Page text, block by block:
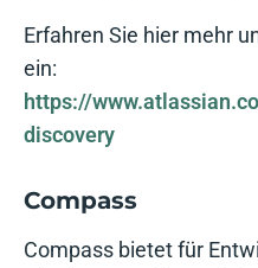
Erfahren Sie hier mehr
ein:
https://
discovery
Compass
Compass bietet für